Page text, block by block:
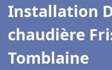
Installation
chaudière
Tomblaine